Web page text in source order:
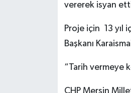
vererek isyan
Proje için 13 yıl
Başkanı
“Tarih vermeye
CHP Mersin